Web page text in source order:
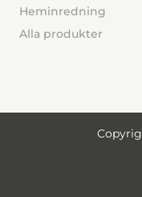
Heminredning
Alla produkter